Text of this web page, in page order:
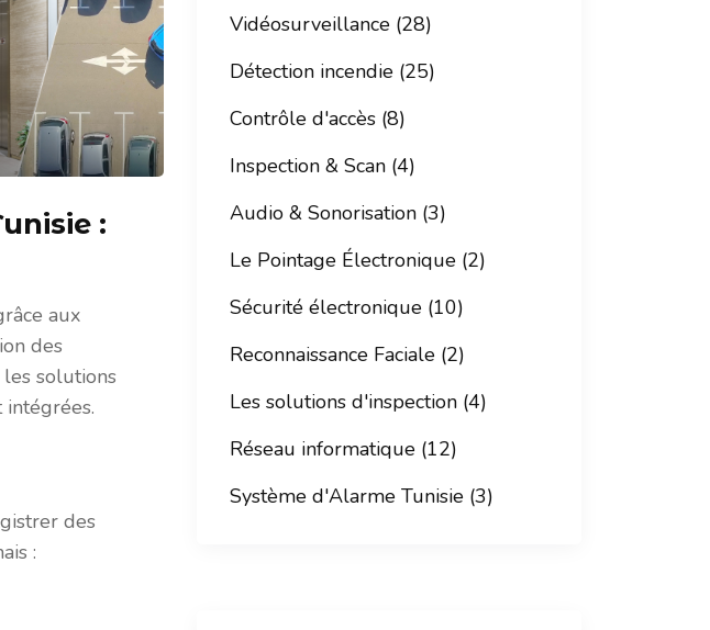
:
aux
des
les solutions
des
:
Vidéosurveillance (28)
Détection incendie (25)
Contrôle d'accès (8)
Inspection & Scan (4)
Audio & Sonorisation (3)
Le Pointage Électronique (2)
Sécurité électronique (10)
Reconnaissance Faciale (2)
Les solutions d'inspection (4)
Réseau informatique (12)
Système d'Alarme Tunisie (3)